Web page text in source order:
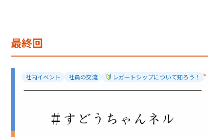
最終回
社内イベント 社員の交流 レガートシップについて知ろう！